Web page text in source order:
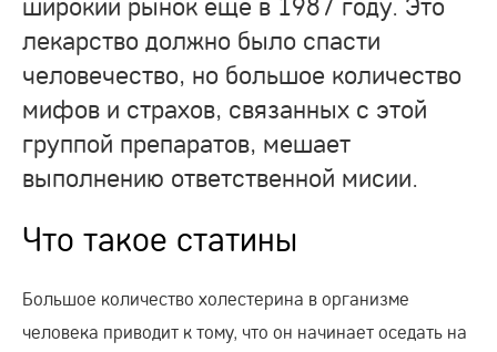
лекарство должно было спасти
человечество, но большое количество
мифов и страхов, связанных с этой
группой препаратов, мешает
выполнению ответственной мисии.
Что такое статины
Большое количество холестерина в организме
человека приводит к тому, что он начинает оседать на